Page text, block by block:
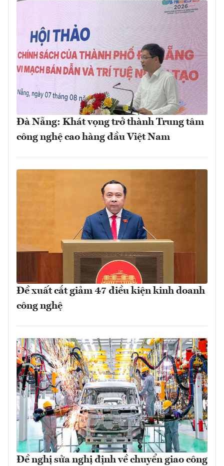
Đà Nẵng: Khát vọng trở thành Trung tâm
công nghệ cao hàng đầu Việt Nam
Đề xuất cắt giảm 47 điều kiện kinh doanh
công nghệ
Đề nghị sửa nghị định về chuyển giao công